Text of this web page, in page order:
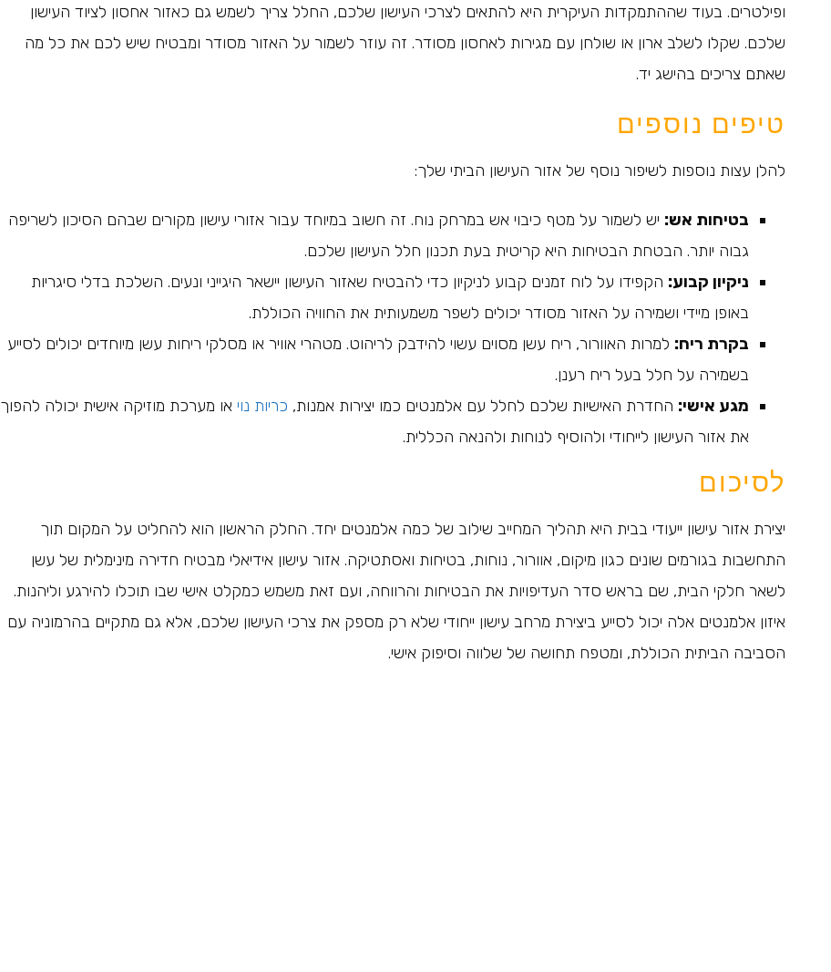
ופילטרים. בעוד שההתמקדות העיקרית היא להתאים לצרכי העישון שלכם, החלל צריך לשמש גם כאזור אחסון לציוד העישון
שלכם. שקלו לשלב ארון או שולחן עם מגירות לאחסון מסודר. זה עוזר לשמור על האזור מסודר ומבטיח שיש לכם את כל מה
שאתם צריכים בהישג יד.
טיפים נוספים
להלן עצות נוספות לשיפור נוסף של אזור העישון הביתי שלך:
בטיחות אש: יש לשמור על מטף כיבוי אש במרחק נוח. זה חשוב במיוחד עבור אזורי עישון מקורים שבהם הסיכון לשריפה
גבוה יותר. הבטחת הבטיחות היא קריטית בעת תכנון חלל העישון שלכם.
ניקיון קבוע: הקפידו על לוח זמנים קבוע לניקיון כדי להבטיח שאזור העישון יישאר היגייני ונעים. השלכת בדלי סיגריות
באופן מיידי ושמירה על האזור מסודר יכולים לשפר משמעותית את החוויה הכוללת.
בקרת ריח: למרות האוורור, ריח עשן מסוים עשוי להידבק לריהוט. מטהרי אוויר או מסלקי ריחות עשן מיוחדים יכולים לסייע
בשמירה על חלל בעל ריח רענן.
מגע אישי: החדרת האישיות שלכם לחלל עם אלמנטים כמו יצירות אמנות, כריות נוי או מערכת מוזיקה אישית יכולה להפוך
את אזור העישון לייחודי ולהוסיף לנוחות ולהנאה הכללית.
לסיכום
יצירת אזור עישון ייעודי בבית היא תהליך המחייב שילוב של כמה אלמנטים יחד. החלק הראשון הוא להחליט על המקום תוך
התחשבות בגורמים שונים כגון מיקום, אוורור, נוחות, בטיחות ואסתטיקה. אזור עישון אידיאלי מבטיח חדירה מינימלית של עשן
לשאר חלקי הבית, שם בראש סדר העדיפויות את הבטיחות והרווחה, ועם זאת משמש כמקלט אישי שבו תוכלו להירגע וליהנות.
איזון אלמנטים אלה יכול לסייע ביצירת מרחב עישון ייחודי שלא רק מספק את צרכי העישון שלכם, אלא גם מתקיים בהרמוניה עם
הסביבה הביתית הכוללת, ומטפח תחושה של שלווה וסיפוק אישי.